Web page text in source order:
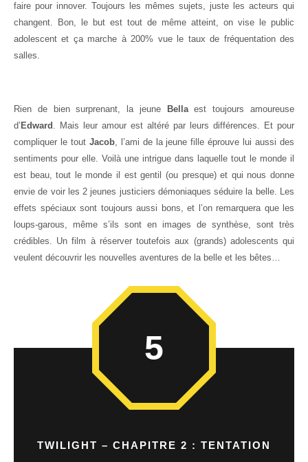
faire pour innover. Toujours les mêmes sujets, juste les acteurs qui
changent. Bon, le but est tout de même atteint, on vise le public
adolescent et ça marche à 200% vue le taux de fréquentation des
salles.
Rien de bien surprenant, la jeune Bellaest toujours amoureuse
d’ Edward . Mais leur amour est altéré par leurs différences. Et pour
compliquer le tout Jacob, l’ami de la jeune fille éprouve lui aussi des
sentiments pour elle. Voilà une intrigue dans laquelle tout le monde il
est beau, tout le monde il est gentil (ou presque) et qui nous donne
envie de voir les 2 jeunes justiciers démoniaques séduire la belle. Les
effets spéciaux sont toujours aussi bons, et l’on remarquera que les
loups-garous, même s’ils sont en images de synthèse, sont très
crédibles. Un film à réserver toutefois aux (grands) adolescents qui
veulent découvrir les nouvelles aventures de la belle et les bêtes…
TWILIGHT – CHAPITRE 2 : TENTATION
5